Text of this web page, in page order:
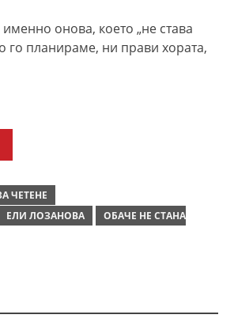
онова, което „не става
го планираме, ни прави хората,
ЧЕТЕНЕ
ЕЛИ ЛОЗАНОВА
ОБАЧЕ НЕ СТАНА